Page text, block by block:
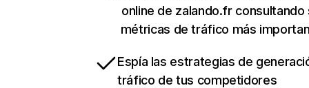
online de zalando.fr consultando
métricas de tráfico más
Espía las estrategias de
tráfico de tus competidores